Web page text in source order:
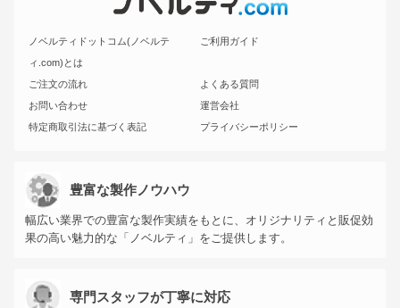
ノベルティドットコム(ノベルテ
ィ.com)とは
ご利用ガイド
ご注文の流れ
よくある質問
お問い合わせ
運営会社
特定商取引法に基づく表記
プライバシーポリシー
豊富な製作ノウハウ
幅広い業界での豊富な製作実績をもとに、オリジナリティと販促効
果の高い魅力的な「ノベルティ」をご提供します。
専門スタッフが丁寧に対応